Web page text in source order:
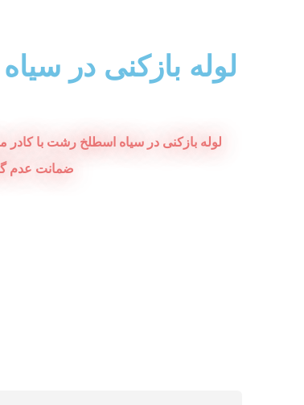
لوله بازکنی در
لوله بازکنی در سیاه اسطلخ رشت با
ضمانت عدم